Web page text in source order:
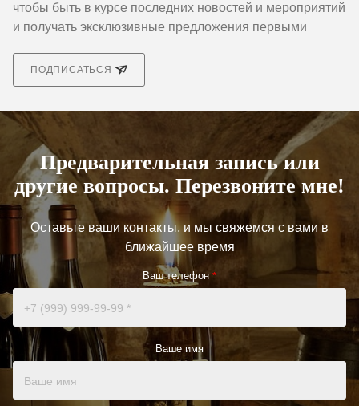
чтобы быть в курсе последних новостей и мероприятий
и получать эксклюзивные предложения первыми
ПОДПИСАТЬСЯ
Предварительная запись или
другие вопросы. Перезвоните мне!
Оставьте ваши контакты, и мы свяжемся с вами в
ближайшее время
Ваш телефон *
Ваше имя